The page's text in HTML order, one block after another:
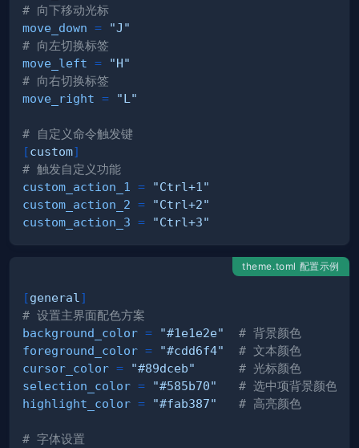
# 向下移动光标
move_down =
"J"
# 向左切换标签
move_left =
"H"
# 向右切换标签
move_right = "L"
# 自定义命令触发键
[custom]
# 触发自定义功能
custom_action_1
=
"Ctrl+1"
custom_action_2 =
"Ctrl+2"
custom_action_3 = "Ctrl+3"
theme.toml 配置示例
[general ]
# 设置主界面配色方案
background_color = "#1e1e2e"
# 背景颜色
foreground_color = "#cdd6f4"
# 文本颜色
cursor_color = "#89dceb"
# 光标颜色
selection_color = "#585b70"
# 选中项背景颜色
highlight_color = "#fab387" # 高亮颜色
# 字体设置